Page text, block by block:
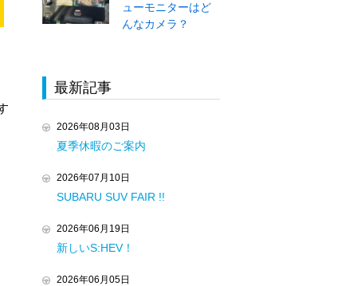
ューモニターはど
んなカメラ？
最新記事
2026年08月03日
夏季休暇のご案内
2026年07月10日
SUBARU SUV FAIR !!
2026年06月19日
新しいS:HEV！
2026年06月05日